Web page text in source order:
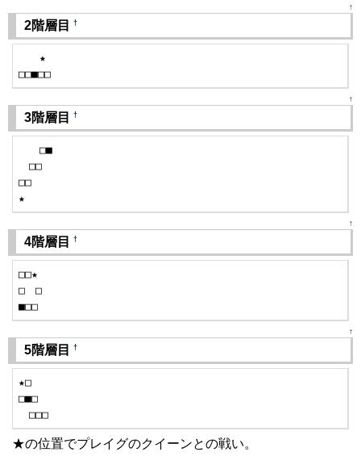
↑
2階層目 †
★
□□■□□
↑
3階層目 †
□■
□□
□□
★
↑
4階層目 †
□□★
□　□
■□□
↑
5階層目 †
★□
□■□
□□□
★の位置でプレイグのクイーンとの戦い。